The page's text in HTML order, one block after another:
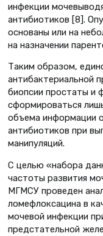
инфекции
антибиотиков [8].
основаны или на
на назначении
Таким образом,
антибактериальной
биопсии простаты и
сформироваться
объема информации
антибиотиков при
манипуляций.
С целью «набора
частоты развития
МГМСУ проведен
ломефлоксацина в
мочевой инфекции
предстательной